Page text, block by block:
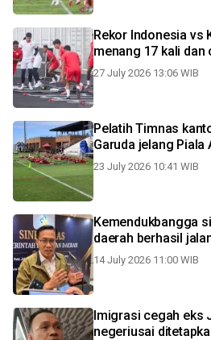
Rekor Indonesia vs
menang 17 kali dan
27 July 2026 13:06 WIB
Pelatih Timnas
Garuda jelang Piala
23 July 2026 10:41 WIB
Kemendukbangga
daerah berhasil
14 July 2026 11:00 WIB
Imigrasi cegah eks
negeriusai